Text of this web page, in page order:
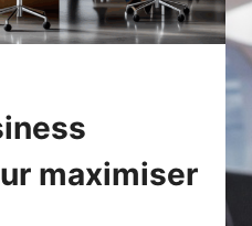
maximiser